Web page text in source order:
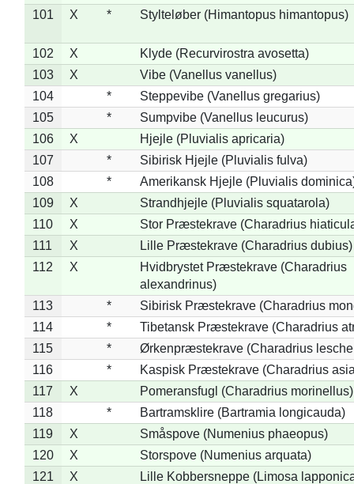
101 X * Stylteløber (Himantopus himantopus)
102 X
Klyde (Recurvirostra avosetta)
103
X
Vibe (Vanellus vanellus)
104
*
Steppevibe (Vanellus gregarius)
105
*
Sumpvibe (Vanellus leucurus)
106
X
Hjejle (Pluvialis apricaria)
107
*
Sibirisk Hjejle (Pluvialis fulva)
108
*
Amerikansk Hjejle (Pluvialis
109
X
Strandhjejle (Pluvialis squatarola)
110
X
Stor Præstekrave (Charadrius
111
X
Lille Præstekrave (Charadrius dubius)
112
X
Hvidbrystet Præstekrave (Charadrius
alexandrinus)
113
*
Sibirisk Præstekrave (Charadrius
114
*
Tibetansk Præstekrave (Charadrius
115
*
Ørkenpræstekrave (Charadrius
116
*
Kaspisk Præstekrave (Charadrius
117
X
Pomeransfugl (Charadrius morinellus)
118
*
Bartramsklire (Bartramia longicauda)
119
X
Småspove (Numenius phaeopus)
120
X
Storspove (Numenius arquata)
121
X
Lille Kobbersneppe (Limosa